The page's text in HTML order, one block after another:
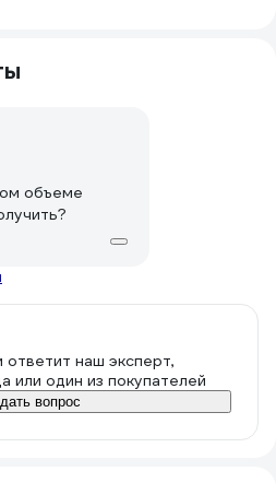
объеме
наш эксперт,
или один из покупателей
вопрос